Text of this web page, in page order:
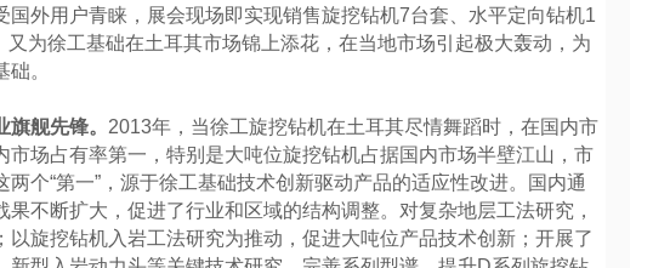
外用户青睐，展会现场即实现销售旋挖钻机7台套、水平定向钻机1
为徐工基础在土耳其市场锦上添花，在当地市场引起极大轰动，为
。
舰先锋。 2013年，当徐工旋挖钻机在土耳其尽情舞蹈时，在国内市
场占有率第一，特别是大吨位旋挖钻机占据国内市场半壁江山，市
个“第一”，源于徐工基础技术创新驱动产品的适应性改进。国内通
不断扩大，促进了行业和区域的结构调整。对复杂地层工法研究，
旋挖钻机入岩工法研究为推动，促进大吨位产品技术创新；开展了